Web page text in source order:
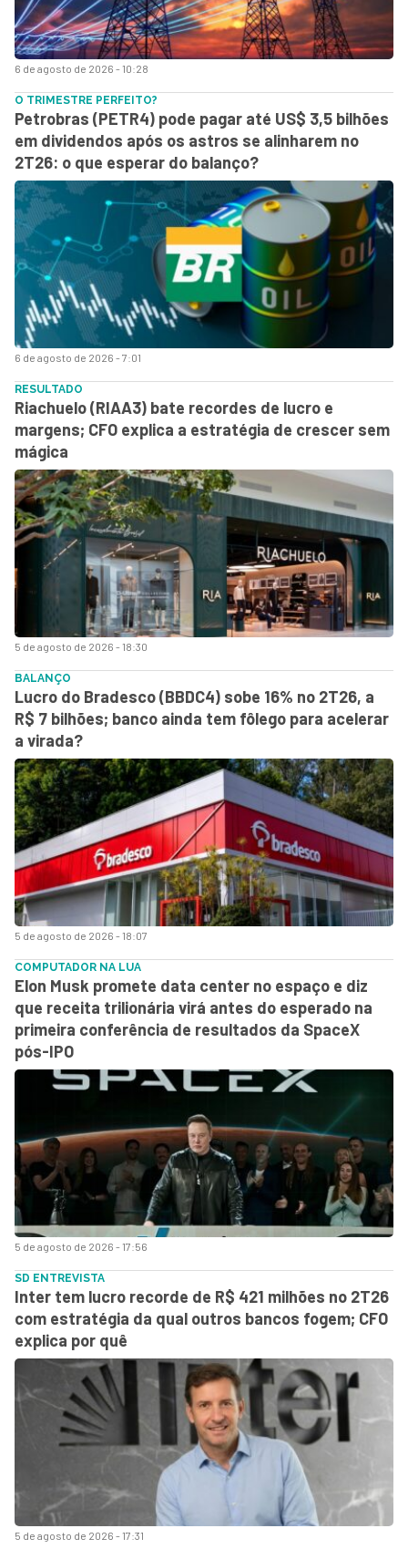
6 de agosto de 2026 - 10:28
6 de agosto de 2026 - 7:01
O TRIMESTRE PERFEITO?
Petrobras (PETR4) pode pagar até US$ 3,5 bilhões
em dividendos após os astros se alinharem no
2T26: o que esperar do balanço?
5 de agosto de 2026 - 18:30
RESULTADO
Riachuelo (RIAA3) bate recordes de lucro e
margens; CFO explica a estratégia de crescer sem
mágica
5 de agosto de 2026 - 18:07
BALANÇO
Lucro do Bradesco (BBDC4) sobe 16% no 2T26, a
R$ 7 bilhões; banco ainda tem fôlego para acelerar
a virada?
5 de agosto de 2026 - 17:56
COMPUTADOR NA LUA
Elon Musk promete data center no espaço e diz
que receita trilionária virá antes do esperado na
primeira conferência de resultados da SpaceX
pós-IPO
5 de agosto de 2026 - 17:31
SD ENTREVISTA
Inter tem lucro recorde de R$ 421 milhões no 2T26
com estratégia da qual outros bancos fogem; CFO
explica por quê